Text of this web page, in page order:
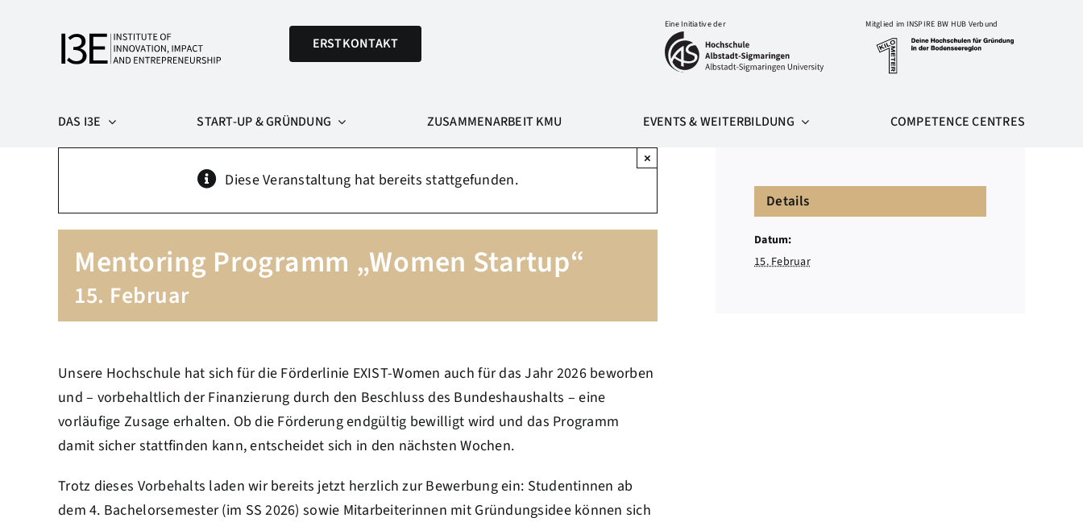
ERSTKONTAKT
Eine Initiative der Mitglied im INSPIRE BW HUB Verbund
DAS I3E START-UP & GRÜNDUNG ZUSAMMENARBEIT KMU EVENTS & WEITERBILDUNG COMPETENCE CENTRES
Diese Veranstaltung hat bereits stattgefunden.
×
Mentoring Programm „Women Startup“
15. Februar
Unsere Hochschule hat sich für die Förderlinie EXIST-Women auch für das Jahr 2026 beworben
und – vorbehaltlich der Finanzierung durch den Beschluss des Bundeshaushalts – eine
vorläufige Zusage erhalten. Ob die Förderung endgültig bewilligt wird und das Programm
damit sicher stattfinden kann, entscheidet sich in den nächsten Wochen.
Trotz dieses Vorbehalts laden wir bereits jetzt herzlich zur Bewerbung ein: Studentinnen ab
dem 4. Bachelorsemester (im SS 2026) sowie Mitarbeiterinnen mit Gründungsidee können sich
Details
Datum:
15. Februar